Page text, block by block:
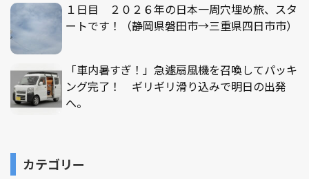
１日目 ２０２６年の日本一周穴埋め旅、スタ
ートです！（静岡県磐田市→三重県四日市市）
「車内暑すぎ！」急遽扇風機を召喚してパッキ
ング完了！ ギリギリ滑り込みで明日の出発
へ。
カテゴリー